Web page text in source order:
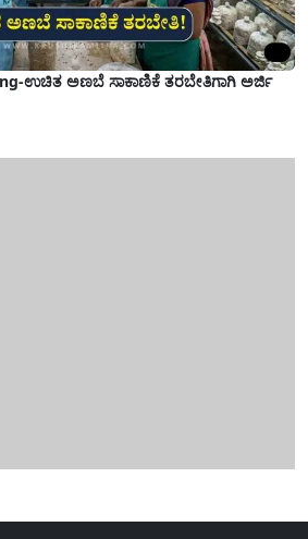
ಉಚಿತ ಅಣಬೆ ಸಾಕಾಣಿಕೆ ತರಬೇತಿಗಾಗಿ ಅರ್ಜಿ